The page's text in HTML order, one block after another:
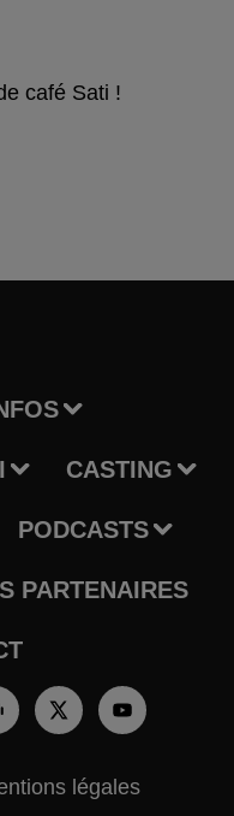
café Sati !
CASTING
PODCASTS
PARTENAIRES
légales